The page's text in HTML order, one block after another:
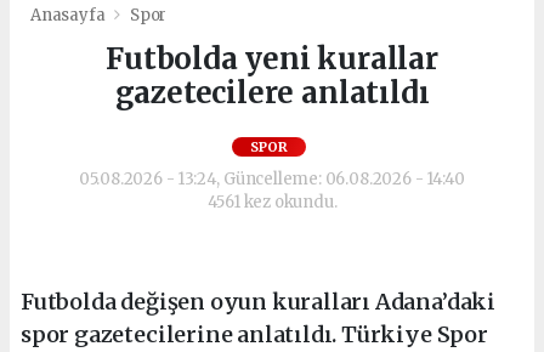
Anasayfa Spor
Futbolda yeni kurallar
gazetecilere anlatıldı
SPOR
05.08.2026 - 13:24, Güncelleme: 06.08.2026 - 14:40
4561 kez okundu.
Futbolda değişen oyun kuralları Adana’daki
spor gazetecilerine anlatıldı. Türkiye Spor